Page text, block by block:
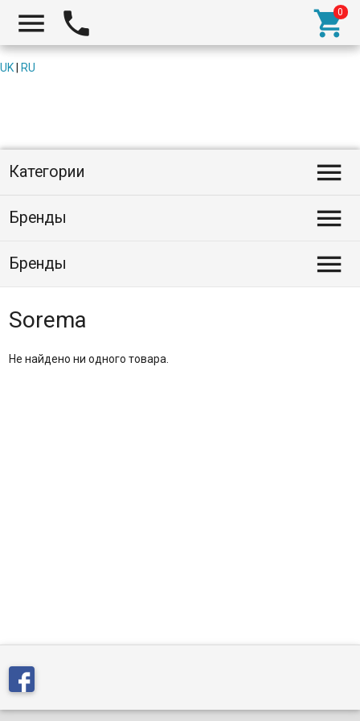
  
UK RU
Категории 
Бренды 
Бренды 
Sorema
Не найдено ни одного товара.